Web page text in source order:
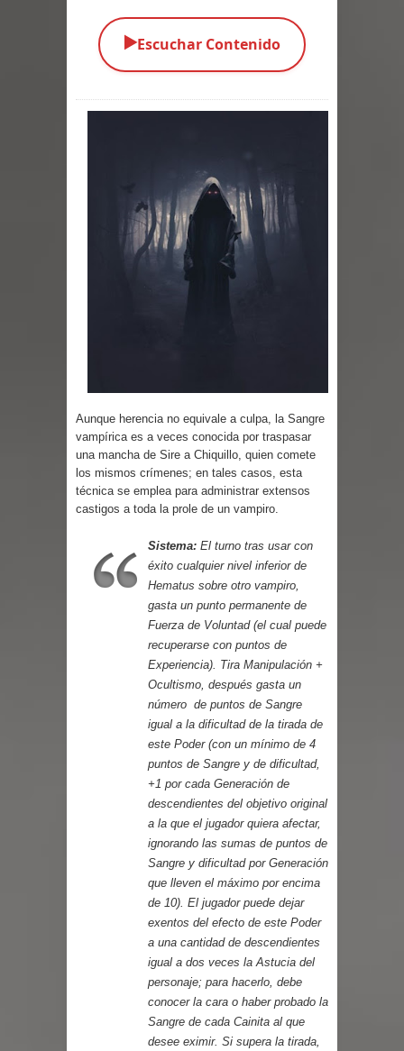
Parte 02: Los Muertos Gobiernan a
Parte 02: El Enemigo de mi Enemigo
Parte 06: Coletazos
Parte 05: Los Horrores del Infierno
▶️Escuchar Contenido
Aunque herencia no equivale a culpa, la Sangre
vampírica es a veces conocida por traspasar
una mancha de Sire a Chiquillo, quien comete
los mismos crímenes; en tales casos, esta
técnica se emplea para administrar extensos
castigos a toda la prole de un vampiro.
Sistema: El turno tras usar con
éxito cualquier nivel inferior de
Hematus sobre otro vampiro,
gasta un punto permanente de
Fuerza de Voluntad (el cual puede
recuperarse con puntos de
Experiencia). Tira Manipulación +
Ocultismo, después gasta un
número de puntos de Sangre
igual a la dificultad de la tirada de
este Poder (con un mínimo de 4
puntos de Sangre y de dificultad,
+1 por cada Generación de
descendientes del objetivo original
a la que el jugador quiera afectar,
ignorando las sumas de puntos de
Sangre y dificultad por Generación
que lleven el máximo por encima
de 10). El jugador puede dejar
exentos del efecto de este Poder
a una cantidad de descendientes
igual a dos veces la Astucia del
personaje; para hacerlo, debe
conocer la cara o haber probado la
Sangre de cada Cainita al que
desee eximir. Si supera la tirada,